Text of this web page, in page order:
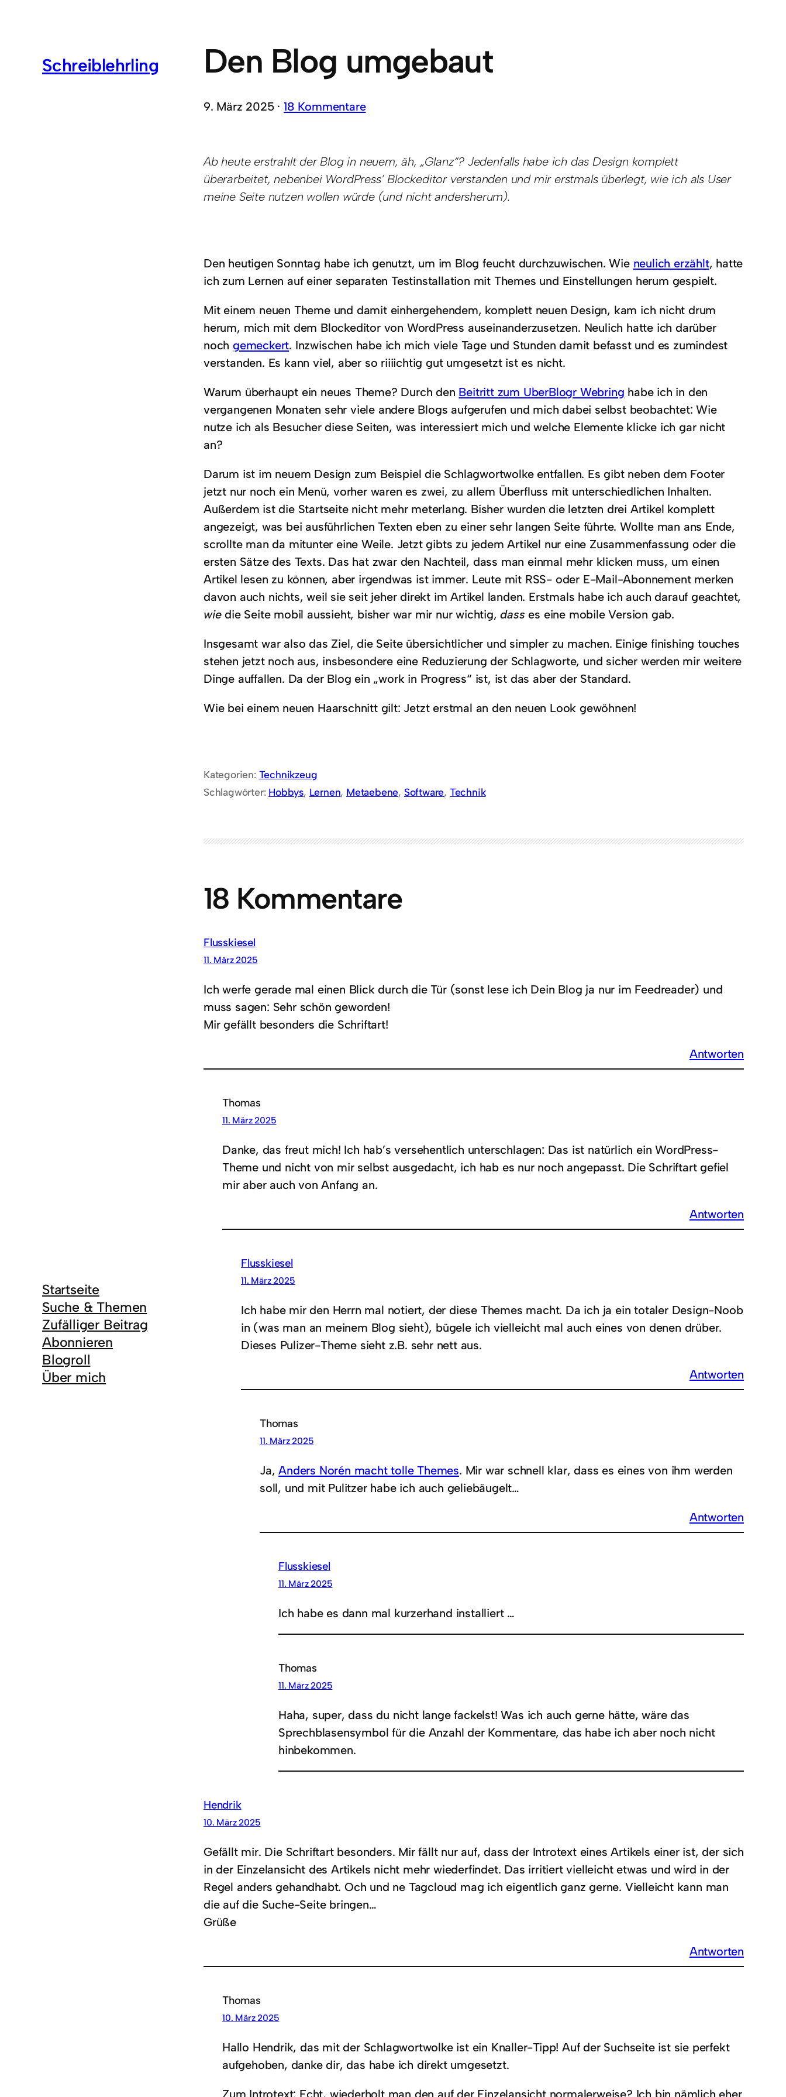
Schreiblehrling
Startseite
Suche & Themen
Zufälliger Beitrag
Abonnieren
Blogroll
Über mich
Den Blog umgebaut
9. März 2025 · 18 Kommentare
Ab heute erstrahlt der Blog in neuem, äh, „Glanz“? Jedenfalls habe ich das Design komplett
überarbeitet, nebenbei WordPress’ Blockeditor verstanden und mir erstmals überlegt, wie ich als User
meine Seite nutzen wollen würde (und nicht andersherum).
Den heutigen Sonntag habe ich genutzt, um im Blog feucht durchzuwischen. Wie neulich erzählt, hatte
ich zum Lernen auf einer separaten Testinstallation mit Themes und Einstellungen herum gespielt.
Mit einem neuen Theme und damit einhergehendem, komplett neuen Design, kam ich nicht drum
herum, mich mit dem Blockeditor von WordPress auseinanderzusetzen. Neulich hatte ich darüber
noch gemeckert. Inzwischen habe ich mich viele Tage und Stunden damit befasst und es zumindest
verstanden. Es kann viel, aber so riiiichtig gut umgesetzt ist es nicht.
Warum überhaupt ein neues Theme? Durch den Beitritt zum UberBlogr Webring habe ich in den
vergangenen Monaten sehr viele andere Blogs aufgerufen und mich dabei selbst beobachtet: Wie
nutze ich als Besucher diese Seiten, was interessiert mich und welche Elemente klicke ich gar nicht
an?
Darum ist im neuem Design zum Beispiel die Schlagwortwolke entfallen. Es gibt neben dem Footer
jetzt nur noch ein Menü, vorher waren es zwei, zu allem Überfluss mit unterschiedlichen Inhalten.
Außerdem ist die Startseite nicht mehr meterlang. Bisher wurden die letzten drei Artikel komplett
angezeigt, was bei ausführlichen Texten eben zu einer sehr langen Seite führte. Wollte man ans Ende,
scrollte man da mitunter eine Weile. Jetzt gibts zu jedem Artikel nur eine Zusammenfassung oder die
ersten Sätze des Texts. Das hat zwar den Nachteil, dass man einmal mehr klicken muss, um einen
Artikel lesen zu können, aber irgendwas ist immer. Leute mit RSS- oder E-Mail-Abonnement merken
davon auch nichts, weil sie seit jeher direkt im Artikel landen. Erstmals habe ich auch darauf geachtet,
wiedie Seite mobil aussieht, bisher war mir nur wichtig,dass es eine mobile Version gab.
Insgesamt war also das Ziel, die Seite übersichtlicher und simpler zu machen. Einige finishing touches
stehen jetzt noch aus, insbesondere eine Reduzierung der Schlagworte, und sicher werden mir weitere
Dinge auffallen. Da der Blog ein „work in Progress“ ist, ist das aber der Standard.
Wie bei einem neuen Haarschnitt gilt: Jetzt erstmal an den neuen Look gewöhnen!
Kategorien: Technikzeug
Schlagwörter: Hobbys, Lernen, Metaebene, Software, Technik
18 Kommentare
Flusskiesel
11. März 2025
Ich werfe gerade mal einen Blick durch die Tür (sonst lese ich Dein Blog ja nur im Feedreader) und
muss sagen: Sehr schön geworden!
Mir gefällt besonders die Schriftart!
Antworten
Thomas
11. März 2025
Danke, das freut mich! Ich hab’s versehentlich unterschlagen: Das ist natürlich ein WordPress-
Theme und nicht von mir selbst ausgedacht, ich hab es nur noch angepasst. Die Schriftart gefiel
mir aber auch von Anfang an.
Antworten
Flusskiesel
11. März 2025
Ich habe mir den Herrn mal notiert, der diese Themes macht. Da ich ja ein totaler Design-Noob
in (was man an meinem Blog sieht), bügele ich vielleicht mal auch eines von denen drüber.
Dieses Pulizer-Theme sieht z.B. sehr nett aus.
Antworten
Thomas
11. März 2025
Ja,Anders Norén macht tolle Themes. Mir war schnell klar, dass es eines von ihm werden
soll, und mit Pulitzer habe ich auch geliebäugelt…
Antworten
Flusskiesel
11. März 2025
Ich habe es dann mal kurzerhand installiert …
Thomas
11. März 2025
Haha, super, dass du nicht lange fackelst! Was ich auch gerne hätte, wäre das
Sprechblasensymbol für die Anzahl der Kommentare, das habe ich aber noch nicht
hinbekommen.
Hendrik
10. März 2025
Gefällt mir. Die Schriftart besonders. Mir fällt nur auf, dass der Introtext eines Artikels einer ist, der sich
in der Einzelansicht des Artikels nicht mehr wiederfindet. Das irritiert vielleicht etwas und wird in der
Regel anders gehandhabt. Och und ne Tagcloud mag ich eigentlich ganz gerne. Vielleicht kann man
die auf die Suche-Seite bringen…
Grüße
Antworten
Thomas
10. März 2025
Hallo Hendrik, das mit der Schlagwortwolke ist ein Knaller-Tipp! Auf der Suchseite ist sie perfekt
aufgehoben, danke dir, das habe ich direkt umgesetzt.